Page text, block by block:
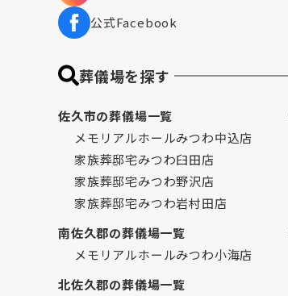
公式Facebook
葬儀場を探す
佐久市の葬儀場一覧
メモリアルホールみつわ中込店
家族葬邸宅みつわ臼田店
家族葬邸宅みつわ野沢店
家族葬邸宅みつわ岩村田店
南佐久郡の葬儀場一覧
メモリアルホールみつわ小海店
北佐久郡の葬儀場一覧